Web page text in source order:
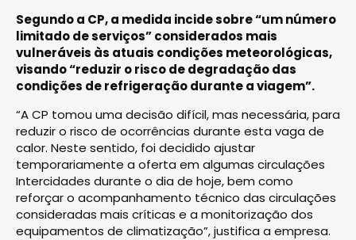
Segundo a CP, a medida incide sobre “um número
limitado de serviços” considerados mais
vulneráveis às atuais condições meteorológicas,
visando “reduzir o risco de degradação das
condições de refrigeração durante a viagem”.
“A CP tomou uma decisão difícil, mas necessária, para
reduzir o risco de ocorrências durante esta vaga de
calor. Neste sentido, foi decidido ajustar
temporariamente a oferta em algumas circulações
Intercidades durante o dia de hoje, bem como
reforçar o acompanhamento técnico das circulações
consideradas mais críticas e a monitorização dos
equipamentos de climatização”, justifica a empresa.